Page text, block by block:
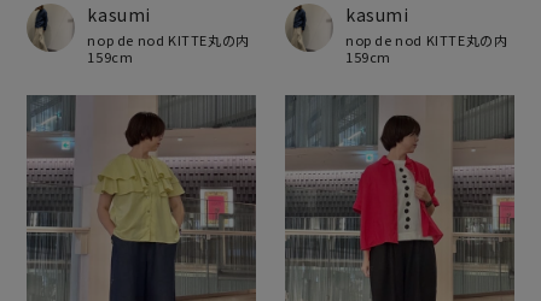
kasumi
nop de nod KITTE丸の内
159cm
kasumi
nop de nod KITTE丸の内
159cm